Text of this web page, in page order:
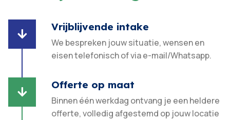

Vrijblijvende intake
We bespreken jouw situatie, wensen en
eisen telefonisch of via e-mail/Whatsapp.

Offerte op maat
Binnen één werkdag ontvang je een heldere
offerte, volledig afgestemd op jouw locatie